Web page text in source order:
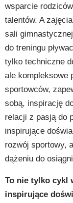
wsparcie
talentów. A
sali
do treningu
tylko techniczne
ale kompleksowe
sportowców,
sobą, inspirację
relacji z pasją do
inspirujące
rozwój sportowy,
dążeniu do
To nie tylko cykl
inspirujące